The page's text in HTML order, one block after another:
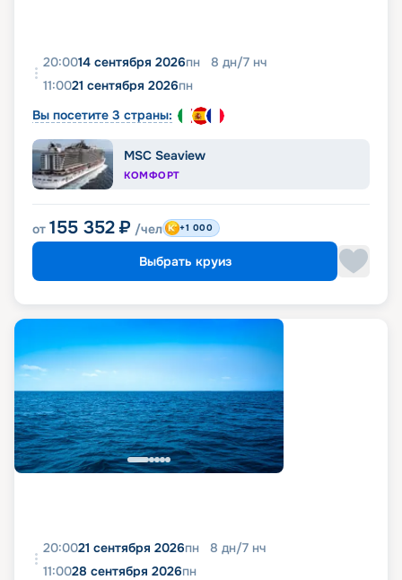
20:0014 сентября 2026пн 8 дн/7 нч
11:0021 сентября 2026пн
Вы посетите 3 страны:
MSC Seaview
КОМФОРТ
от 155 352 ₽ /чел +1 000
Выбрать круиз
20:0021 сентября 2026пн 8 дн/7 нч
11:0028 сентября 2026пн